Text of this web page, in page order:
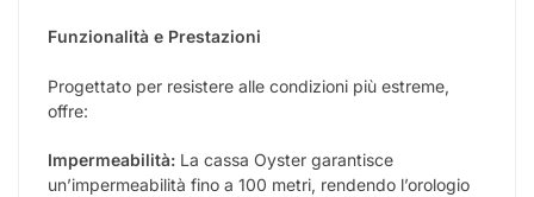
Funzionalità e Prestazioni
Progettato per resistere alle condizioni più estreme,
offre:
Impermeabilità: La cassa Oyster garantisce
un’impermeabilità fino a 100 metri, rendendo l’orologio